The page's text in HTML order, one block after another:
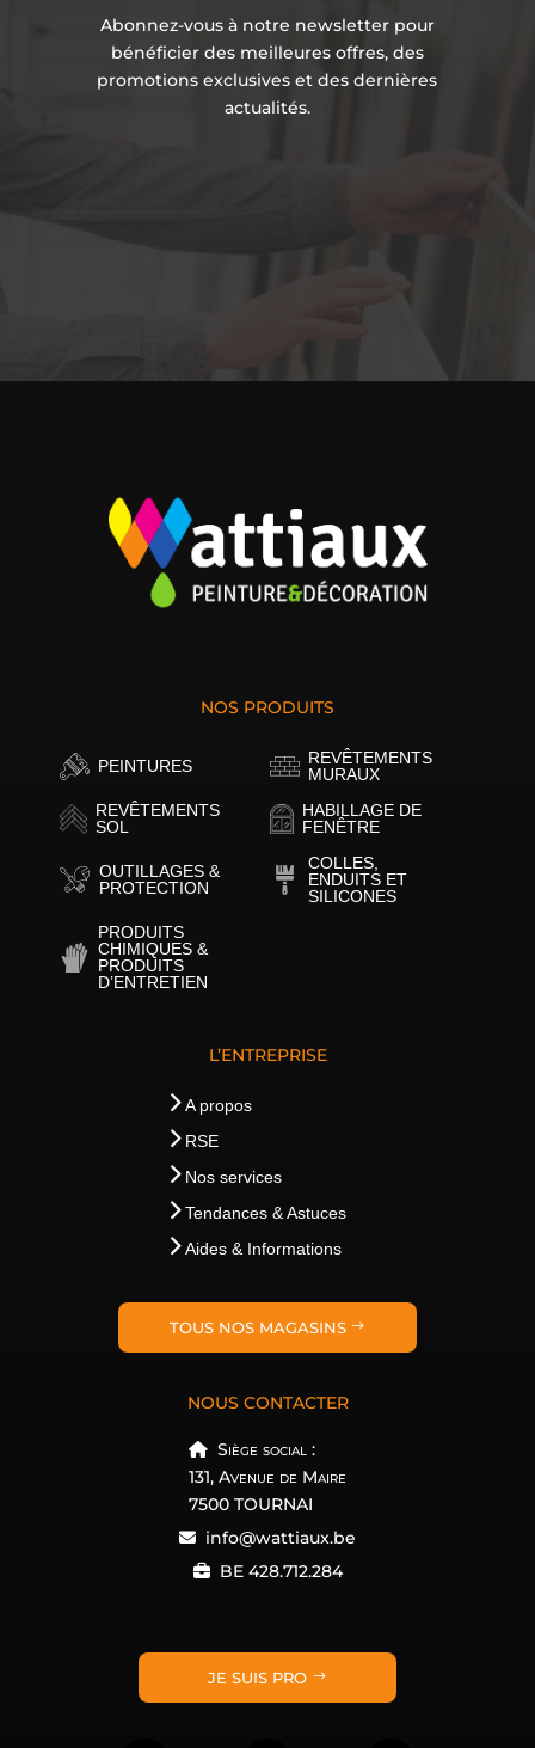
Abonnez-vous à notre newsletter pour
bénéficier des meilleures offres, des
promotions exclusives et des dernières
actualités.
NOS PRODUITS
PEINTURES
REVÊTEMENTS
MURAUX
REVÊTEMENTS
SOL
HABILLAGE DE
FENÊTRE
OUTILLAGES &
PROTECTION
COLLES,
ENDUITS ET
SILICONES
PRODUITS
CHIMIQUES &
PRODUITS
D’ENTRETIEN
L’ENTREPRISE
A propos
RSE
Nos services
Tendances & Astuces
Aides & Informations
TOUS NOS MAGASINS
NOUS CONTACTER
Siège social :
131, Avenue de Maire
7500 TOURNAI
info@wattiaux.be
BE 428.712.284
JE SUIS PRO